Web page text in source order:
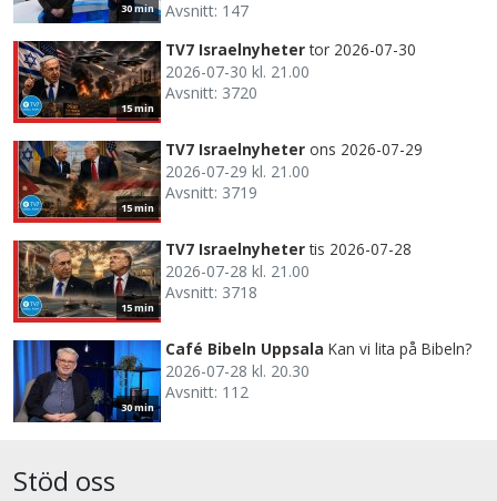
30 min
Avsnitt: 147
15 min
TV7 Israelnyheter tor 2026-07-30
2026-07-30 kl. 21.00
Avsnitt: 3720
15 min
TV7 Israelnyheter ons 2026-07-29
2026-07-29 kl. 21.00
Avsnitt: 3719
15 min
TV7 Israelnyheter tis 2026-07-28
2026-07-28 kl. 21.00
Avsnitt: 3718
30 min
Café Bibeln Uppsala Kan vi lita på Bibeln?
2026-07-28 kl. 20.30
Avsnitt: 112
Stöd oss